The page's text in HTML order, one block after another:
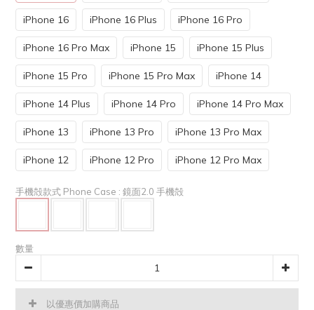
iPhone 16 iPhone 16 Plus iPhone 16 Pro
iPhone 16 Pro Max iPhone 15 iPhone 15 Plus
iPhone 15 Pro iPhone 15 Pro Max iPhone 14
iPhone 14 Plus iPhone 14 Pro iPhone 14 Pro Max
iPhone 13 iPhone 13 Pro iPhone 13 Pro Max
iPhone 12 iPhone 12 Pro iPhone 12 Pro Max
手機殻款式 Phone Case : 鏡面2.0 手機殻
數量
以優惠價加購商品